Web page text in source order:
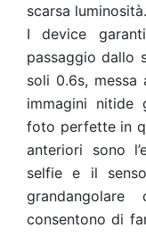
scarsa luminosità.
I device
passaggio dallo
soli 0.6s,
immagini nitide
foto perfette in
anteriori sono
selfie e il
consentono di